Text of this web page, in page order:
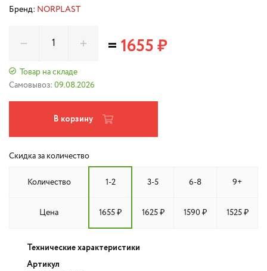
Бренд: NORPLAST
Товар на складе
Самовывоз: 09.08.2026
=1655 ₽
В корзину
Скидка за количество
Количество 1-2 3-5 6-8 9+
Цена 1655 ₽ 1625 ₽ 1590 ₽ 1525 ₽
Технические характеристики
Артикул